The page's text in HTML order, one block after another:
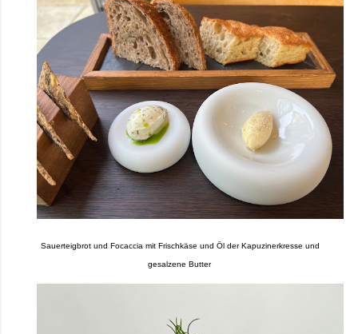
Sauerteigbrot und Focaccia mit Frischkäse und Öl der Kapuzinerkresse und
gesalzene Butter